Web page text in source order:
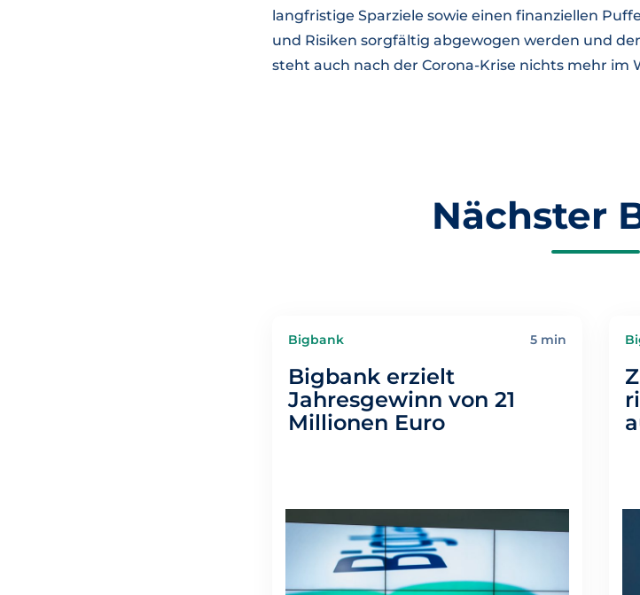
langfristige Sparziele sowie einen finanziellen
und Risiken sorgfältig abgewogen werden und
steht auch nach der Corona-Krise nichts mehr im
Nächster
Bigbank 5 min
Bigbank erzielt
Jahresgewinn von 21
Millionen Euro